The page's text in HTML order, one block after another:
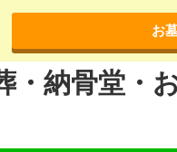
お
・納骨堂・